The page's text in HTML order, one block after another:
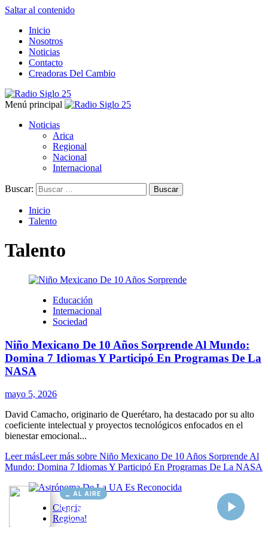
AL AIRE
Cargando...
Conectando...